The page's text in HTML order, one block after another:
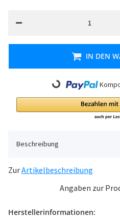
IN DEN
Loading...
Beschreibung
ZurArtikelbeschreibung
Angaben zur
Herstellerinformationen: